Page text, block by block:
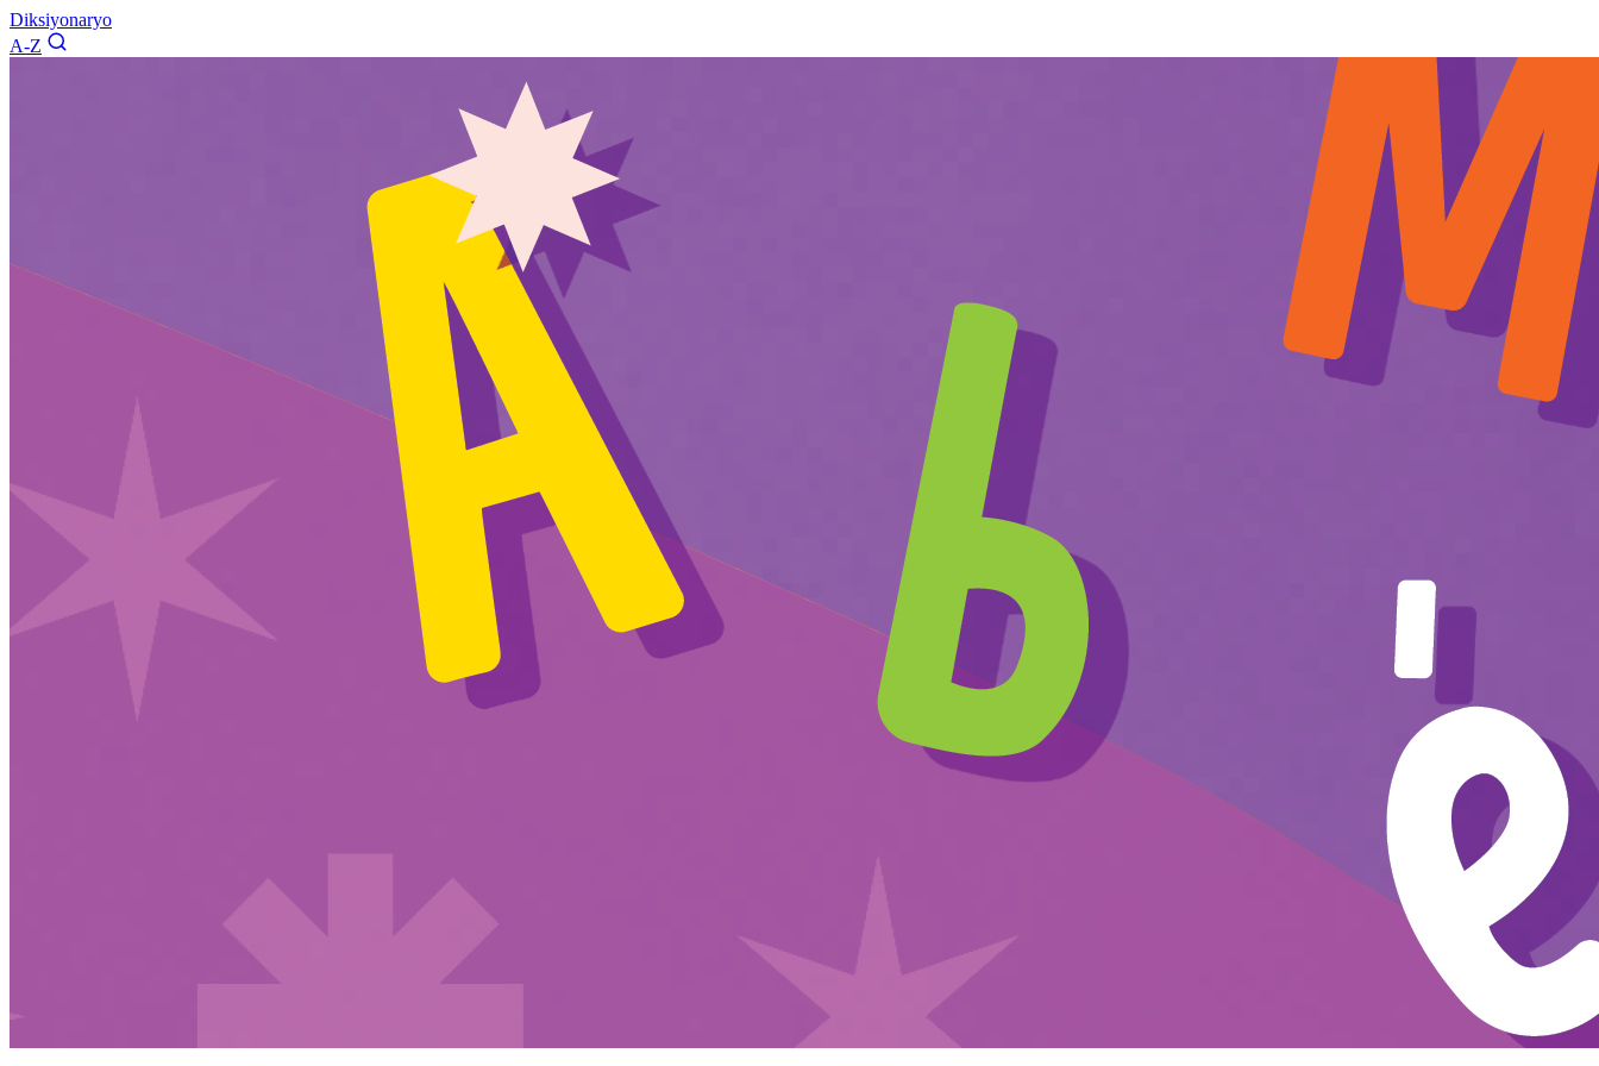
Diksiyonaryo
A-Z